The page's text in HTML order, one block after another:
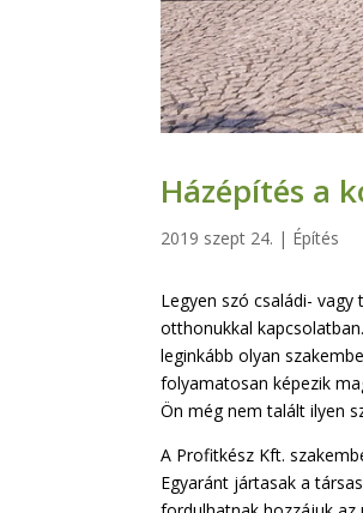
Házépítés a
2019 szept 24. | Építés
Legyen szó családi-
otthonukkal
leginkább olyan
folyamatosan képezik
Ön még nem talált ilyen
A Profitkész Kft.
Egyaránt jártasak a